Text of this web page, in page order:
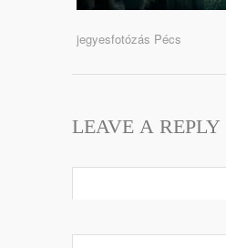
jegyesfotózás Pécs
LEAVE A REPLY